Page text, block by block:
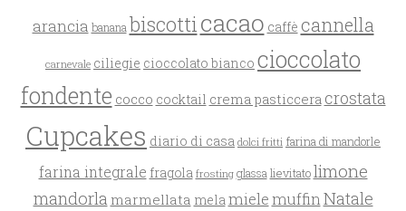
arancia banana biscotticacao caffè cannella
carnevale ciliegie cioccolato bianco cioccolato
fondente cocco cocktail crema pasticcera crostata
Cupcakes diario di casa dolci fritti farina di mandorle
farina integrale fragola frosting glassa lievitato limone
mandorla marmellata melamielemuffinNatale